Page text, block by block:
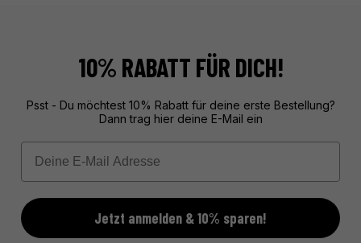
10% RABATT FÜR DICH!
Psst - Du möchtest 10% Rabatt für deine erste Bestellung?
Dann trag hier deine E-Mail ein
Email
Jetzt anmelden & 10% sparen!